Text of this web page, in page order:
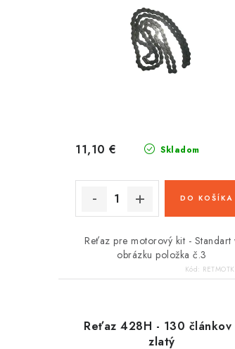
Skladom
11,10 €
DO KOŠÍKA
Reťaz pre motorový kit - Standart
obrázku položka č.3
Kód:
Reťaz 428H - 130 článkov
zlatý